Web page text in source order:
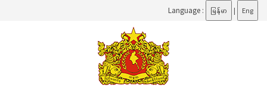
Language : မြန်မာ | Eng